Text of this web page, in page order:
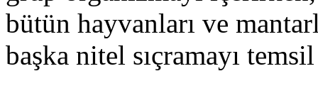
bütün hayvanları ve
başka nitel sıçramayı